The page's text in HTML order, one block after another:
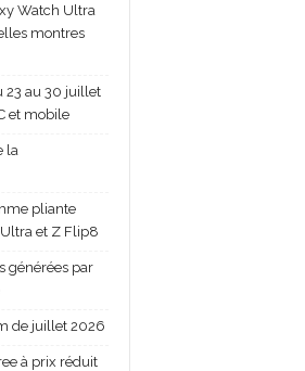
Watch Ultra
montres
23 au 30 juillet
et mobile
la
pliante
et Z Flip8
générées par
de juillet 2026
à prix réduit